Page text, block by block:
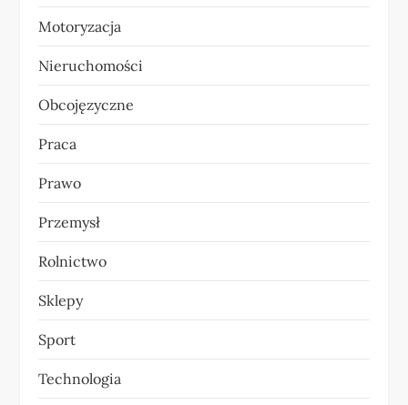
Motoryzacja
Nieruchomości
Obcojęzyczne
Praca
Prawo
Przemysł
Rolnictwo
Sklepy
Sport
Technologia